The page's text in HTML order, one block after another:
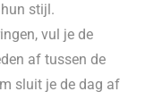
stijl.
vul je de
af tussen de
sluit je de dag af